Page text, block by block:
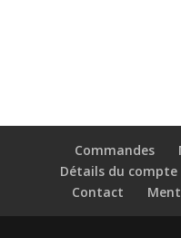
Commandes
Détails du compte
Contact